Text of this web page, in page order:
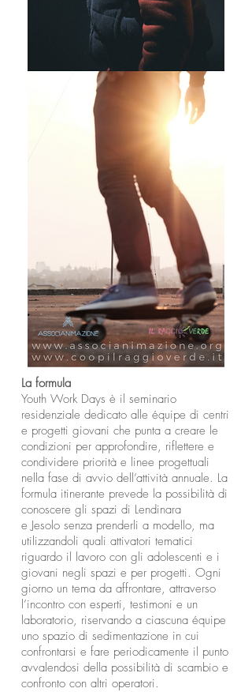
La formula
Youth Work Days è il seminario
residenziale dedicato alle équipe di centri
e progetti giovani che punta a creare le
condizioni per approfondire, riflettere e
condividere priorità e linee progettuali
nella fase di avvio dell’attività annuale. La
formula itinerante prevede la possibilità di
conoscere gli spazi di Lendinara
e Jesolo senza prenderli a modello, ma
utilizzandoli quali attivatori tematici
riguardo il lavoro con gli adolescenti e i
giovani negli spazi e per progetti. Ogni
giorno un tema da affrontare, attraverso
l’incontro con esperti, testimoni e un
laboratorio, riservando a ciascuna équipe
uno spazio di sedimentazione in cui
confrontarsi e fare periodicamente il punto
avvalendosi della possibilità di scambio e
confronto con altri operatori.